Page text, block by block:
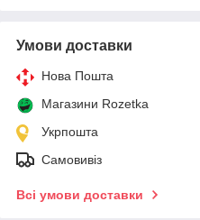
Умови доставки
Нова Пошта
Магазини Rozetka
Укрпошта
Самовивіз
Всі умови доставки